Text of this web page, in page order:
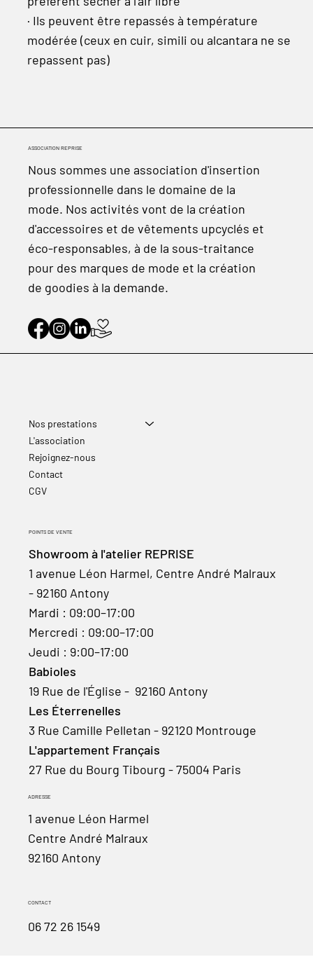
· Ils peuvent être repassés à température
modérée (ceux en cuir, simili ou alcantara ne se
repassent pas)
ADRESSE
1 avenue Léon Harmel
Centre André Malraux
92160 Antony
CONTACT
06 72 26 1549
ASSOCIATION REPRISE
Nous sommes une association d'insertion
professionnelle dans le domaine de la
mode. Nos activités vont de la création
d'accessoires et de vêtements upcyclés et
éco-responsables, à de la sous-traitance
pour des marques de mode et la création
de goodies à la demande.
POINTS DE VENTE
Showroom à l'atelier REPRISE
1 avenue Léon Harmel, Centre André Malraux
- 92160 Antony
Mardi : 09:00–17:00
Mercredi : 09:00–17:00
Jeudi : 9:00–17:00
Babioles
19 Rue de l'Église - 92160 Antony
Les Éterrenelles
3 Rue Camille Pelletan - 92120 Montrouge
L'appartement Français
27 Rue du Bourg Tibourg - 75004 Paris
Nos prestations
L'association
Rejoignez-nous
Contact
CGV